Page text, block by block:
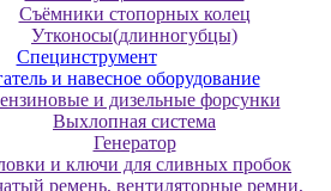
Съёмники стопорных колец
Утконосы(длинногубцы)
Специнструмент
и навесное оборудование
и дизельные форсунки
Выхлопная система
Генератор
и ключи для сливных пробок
ремень, вентиляторные ремни,